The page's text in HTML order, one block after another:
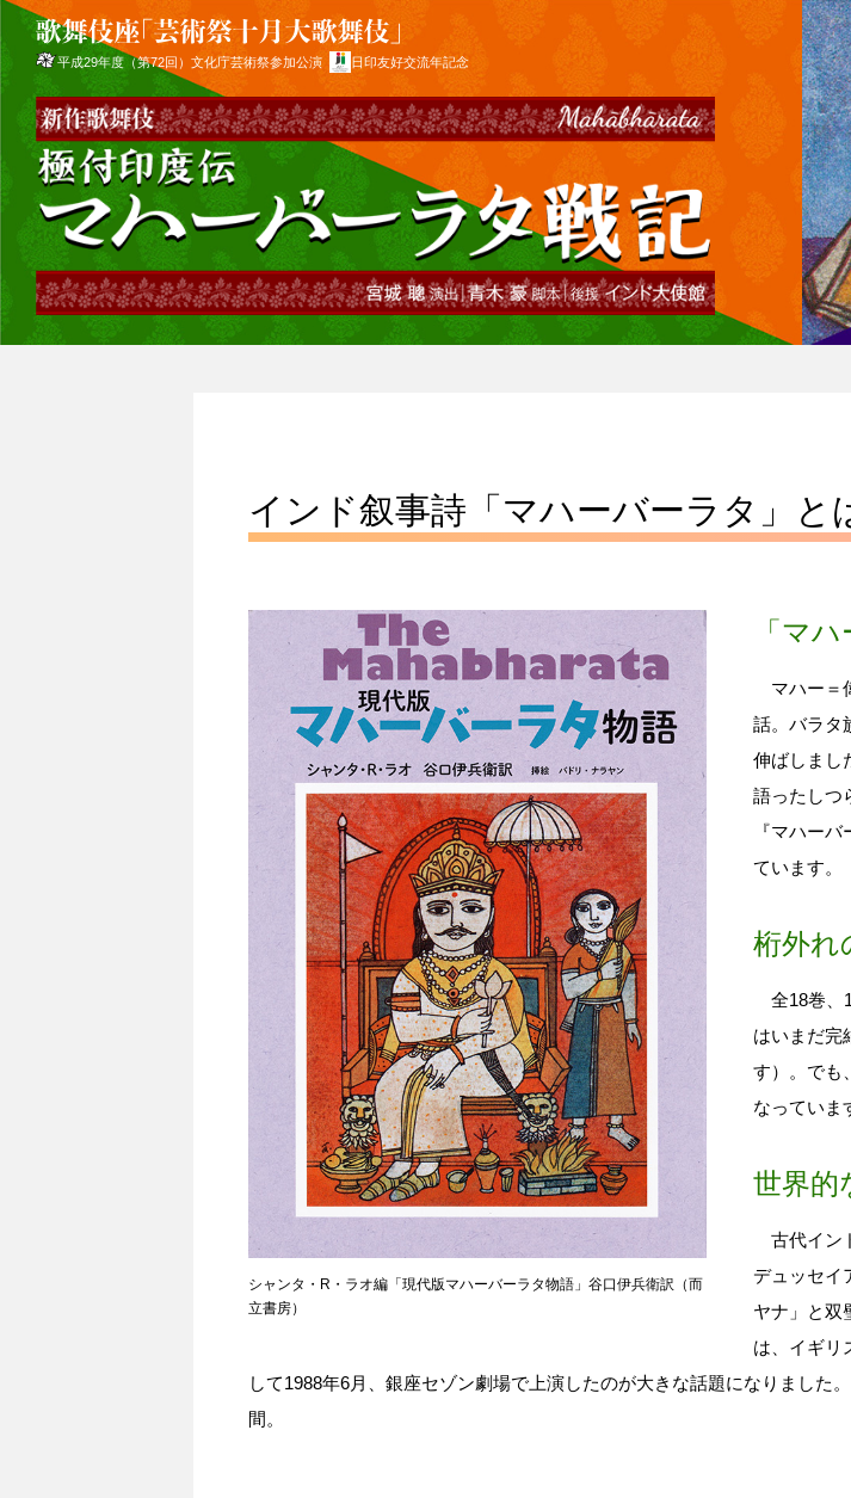
平成29年度（第72回）文化庁芸術祭参加公演 日印友好交流年記念
インド叙事詩「マハーバーラタ」と
シャンタ・R・ラオ編「現代版マハーバーラタ物語」谷口伊兵衛訳（而
立書房）
「マ
マハー＝
話。バラタ
伸ばしまし
語ったしつ
『マハー
ています。
桁外れ
全18巻、
はいまだ完
す）。でも
なっていま
世界的
古代イン
デュッセイ
ヤナ」と双
は、イギリ
して1988年6月、銀座セゾン劇場で上演したのが大きな話題になりました
間。